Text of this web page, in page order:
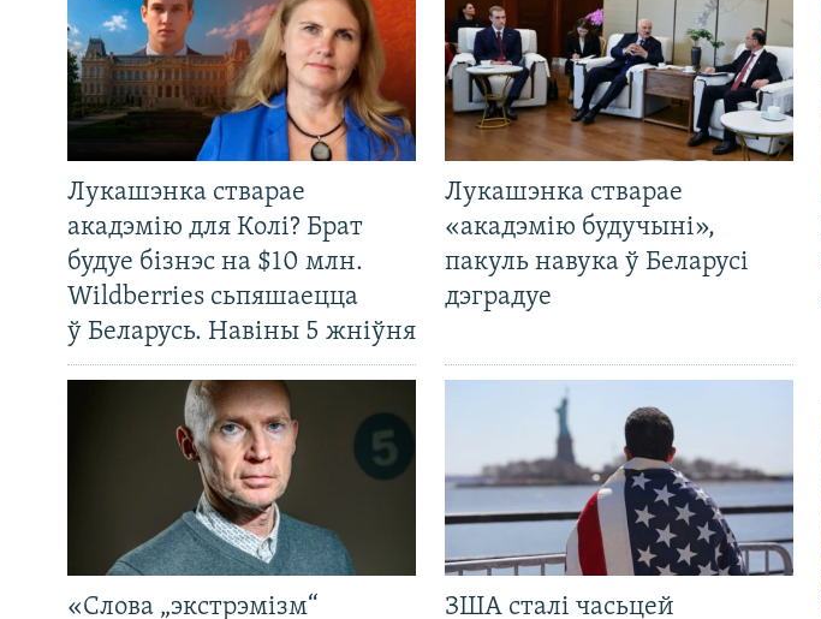
Лукашэнка стварае
акадэмію для Колі? Брат
будуе бізнэс на $10 млн.
Wildberries сьпяшаецца
ў Беларусь. Навіны 5 жніўня
Лукашэнка стварае
«акадэмію будучыні»,
пакуль навука ў Беларусі
дэградуе
«Слова „экстрэмізм“
ЗША сталі часьцей